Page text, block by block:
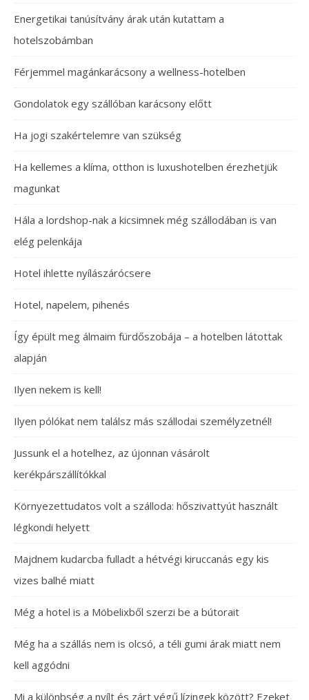
Energetikai tanúsítvány árak után kutattam a
hotelszobámban
Férjemmel magánkarácsony a wellness-hotelben
Gondolatok egy szállóban karácsony előtt
Ha jogi szakértelemre van szükség
Ha kellemes a klíma, otthon is luxushotelben érezhetjük
magunkat
Hála a lordshop-nak a kicsimnek még szállodában is van
elég pelenkája
Hotel ihlette nyílászárócsere
Hotel, napelem, pihenés
Így épült meg álmaim fürdőszobája – a hotelben látottak
alapján
Ilyen nekem is kell!
Ilyen pólókat nem találsz más szállodai személyzetnél!
Jussunk el a hotelhez, az újonnan vásárolt
kerékpárszállítókkal
Környezettudatos volt a szálloda: hőszivattyút használt
légkondi helyett
Majdnem kudarcba fulladt a hétvégi kiruccanás egy kis
vizes balhé miatt
Még a hotel is a Möbelixből szerzi be a bútorait
Még ha a szállás nem is olcsó, a téli gumi árak miatt nem
kell aggódni
Mi a különbség a nyílt és zárt végű lízingek között? Ezeket